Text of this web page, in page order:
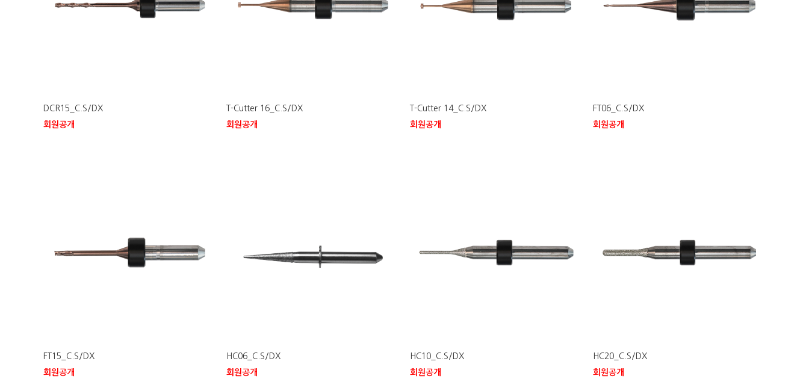
DCR15_C.S/DX
회원공개
T-Cutter 16_C.S/DX
회원공개
T-Cutter 14_C.S/DX
회원공개
FT06_C.S/DX
회원공개
FT15_C.S/DX
회원공개
HC06_C.S/DX
회원공개
HC10_C.S/DX
회원공개
HC20_C.S/DX
회원공개